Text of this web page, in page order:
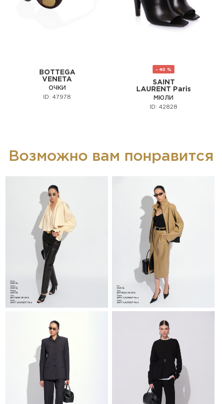
BOTTEGA
VENETA
ОЧКИ
ID: 47978
- 40 %
SAINT
LAURENT Paris
МЮЛИ
ID: 42828
Возможно вам понравится